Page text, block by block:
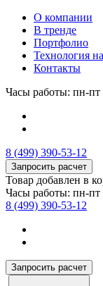
О компании
В тренде
Портфолио
Технология
Контакты
Часы работы: пн-пт
8 (499) 390-53-12
Запросить расчет
Товар добавлен в
Часы работы: пн-пт
8 (499) 390-53-12
Запросить расчет